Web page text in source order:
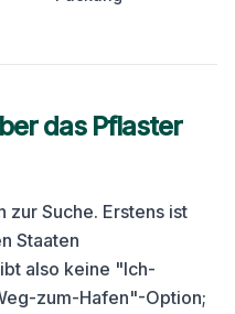
das Pflaster
zur Suche. Erstens ist
Staaten
also keine "Ich-
zum-Hafen"-Option;